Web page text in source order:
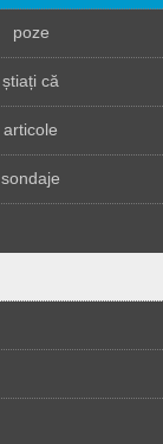
poze
știați că
articole
sondaje